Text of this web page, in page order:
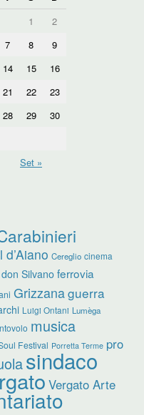
1
2
7 8
9
14 15
16
21 22
23
28 29
30
Set »
d’Aiano Cereglio cinema
don Silvano ferrovia
Grizzanaguerra
Luigi Ontani Lumèga
musica
Festival Porretta Terme pro
sindaco
Vergato Arte